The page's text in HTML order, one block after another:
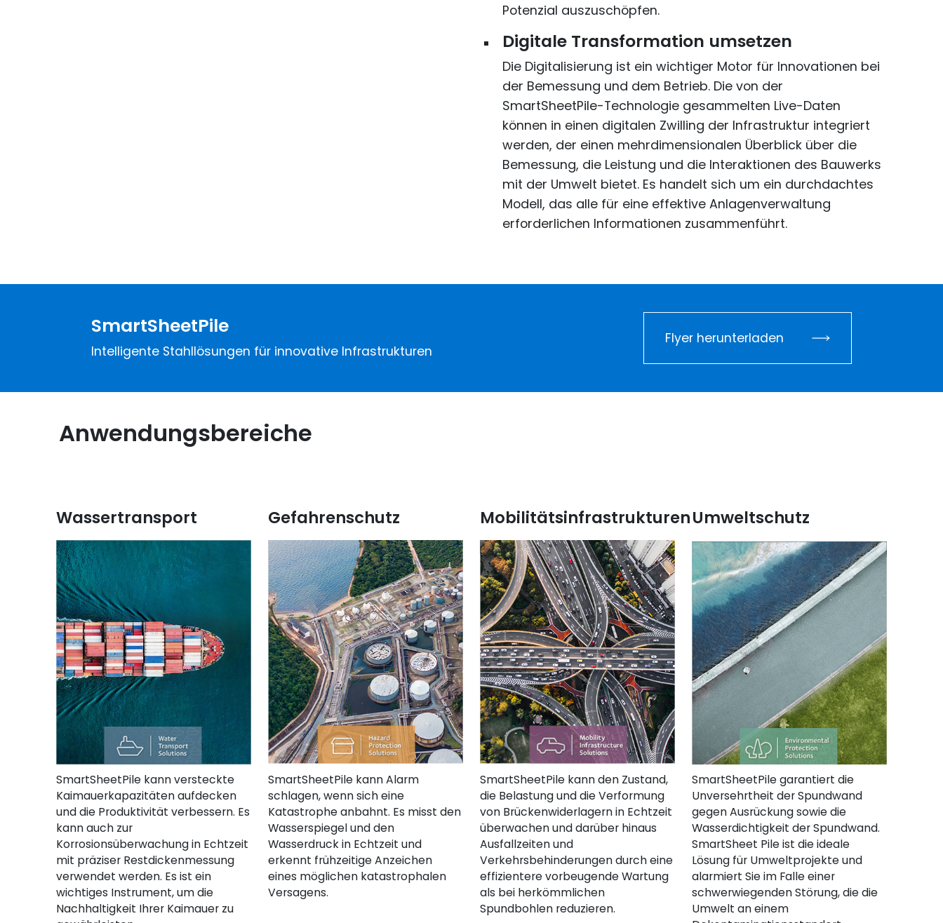
Potenzial auszuschöpfen.
Digitale Transformation umsetzen
Die Digitalisierung ist ein wichtiger Motor für Innovationen bei
der Bemessung und dem Betrieb. Die von der
SmartSheetPile-Technologie gesammelten Live-Daten
können in einen digitalen Zwilling der Infrastruktur integriert
werden, der einen mehrdimensionalen Überblick über die
Bemessung, die Leistung und die Interaktionen des Bauwerks
mit der Umwelt bietet. Es handelt sich um ein durchdachtes
Modell, das alle für eine effektive Anlagenverwaltung
erforderlichen Informationen zusammenführt.
SmartSheetPile
Intelligente Stahllösungen für innovative Infrastrukturen
Flyer herunterladen
Anwendungsbereiche
Wassertransport
SmartSheetPile kann versteckte
Kaimauerkapazitäten aufdecken
und die Produktivität verbessern. Es
kann auch zur
Korrosionsüberwachung in Echtzeit
mit präziser Restdickenmessung
verwendet werden. Es ist ein
wichtiges Instrument, um die
Nachhaltigkeit Ihrer Kaimauer zu
Gefahrenschutz
SmartSheetPile kann Alarm
schlagen, wenn sich eine
Katastrophe anbahnt. Es misst den
Wasserspiegel und den
Wasserdruck in Echtzeit und
erkennt frühzeitige Anzeichen
eines möglichen katastrophalen
Versagens.
Mobilitätsinfrastrukturen
SmartSheetPile kann den Zustand,
die Belastung und die Verformung
von Brückenwiderlagern in Echtzeit
überwachen und darüber hinaus
Ausfallzeiten und
Verkehrsbehinderungen durch eine
effizientere vorbeugende Wartung
als bei herkömmlichen
Spundbohlen reduzieren.
Umweltschutz
SmartSheetPile garantiert die
Unversehrtheit der Spundwand
gegen Ausrückung sowie die
Wasserdichtigkeit der Spundwand.
SmartSheet Pile ist die ideale
Lösung für Umweltprojekte und
alarmiert Sie im Falle einer
schwerwiegenden Störung, die die
Umwelt an einem